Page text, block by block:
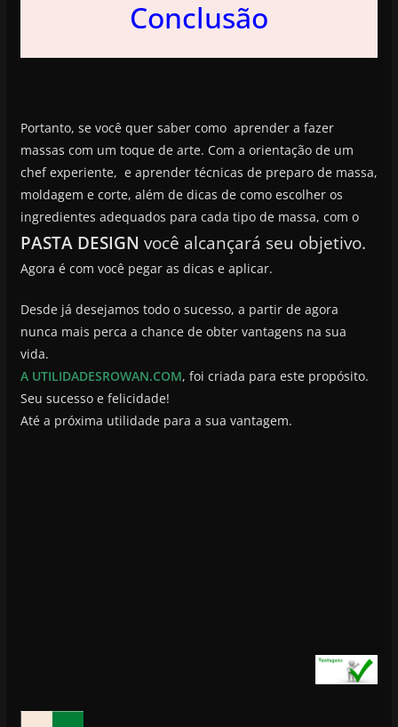
Conclusão
Portanto, se você quer saber como aprender a fazer
massas com um toque de arte. Com a orientação de um
chef experiente, e aprender técnicas de preparo de massa,
moldagem e corte, além de dicas de como escolher os
ingredientes adequados para cada tipo de massa, com o
PASTA DESIGN você alcançará seu objetivo.
Agora é com você pegar as dicas e aplicar.
Desde já desejamos todo o sucesso, a partir de agora
nunca mais perca a chance de obter vantagens na sua
vida.
A UTILIDADESROWAN.COM, foi criada para este propósito.
Seu sucesso e felicidade!
Até a próxima utilidade para a sua vantagem.